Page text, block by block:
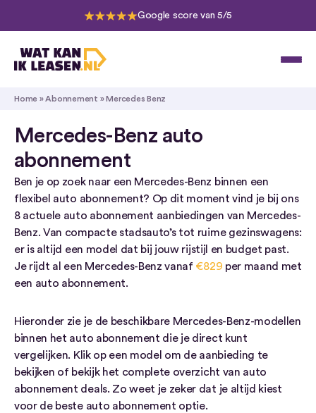
Google score van 5/5
Home »Abonnement »Mercedes Benz
Mercedes-Benz auto
abonnement
Ben je op zoek naar een Mercedes-Benz binnen een
flexibel auto abonnement? Op dit moment vind je bij ons
8 actuele auto abonnement aanbiedingen van Mercedes-
Benz. Van compacte stadsauto’s tot ruime gezinswagens:
er is altijd een model dat bij jouw rijstijl en budget past.
Je rijdt al een Mercedes-Benz vanaf €829 per maand met
een auto abonnement.
Hieronder zie je de beschikbare Mercedes-Benz-modellen
binnen het auto abonnement die je direct kunt
vergelijken. Klik op een model om de aanbieding te
bekijken of bekijk het complete overzicht van auto
abonnement deals. Zo weet je zeker dat je altijd kiest
voor de beste auto abonnement optie.